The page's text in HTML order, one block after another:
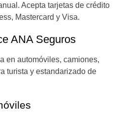
Acepta tarjetas de crédito
Mastercard y Visa.
ANA Seguros
en automóviles, camiones,
turista y estandarizado de